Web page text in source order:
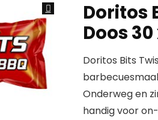
Doritos
Doos 30
Doritos Bits
Onderweg en
handig voor